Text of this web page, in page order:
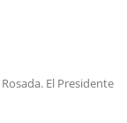
El Presidente